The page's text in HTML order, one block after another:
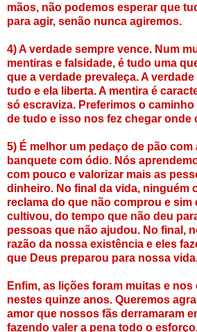
mãos, não podemos esperar que
para agir, senão nunca agiremos.
4) A verdade sempre vence. Num
mentiras e falsidade, é tudo uma
que a verdade prevaleça. A
tudo e ela liberta. A mentira é
só escraviza. Preferimos o
de tudo e isso nos fez chegar onde
5) É melhor um pedaço de pão com
banquete com ódio. Nós
com pouco e valorizar mais as
dinheiro. No final da vida, ninguém
reclama do que não comprou e
cultivou, do tempo que não deu
pessoas que não ajudou. No final,
razão da nossa existência e eles
que Deus preparou para nossa
Enfim, as lições foram muitas e
nestes quinze anos. Queremos
amor que nossos fãs derramaram
fazendo valer a pena todo o